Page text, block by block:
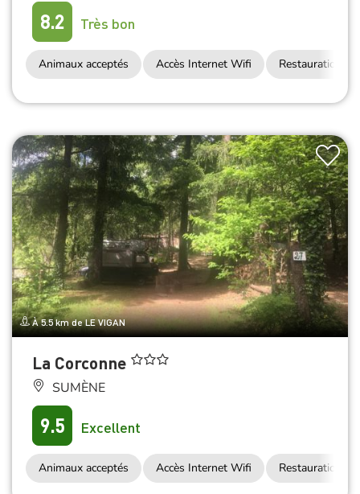
8.2 Très bon
Animaux acceptés Accès Internet Wifi Restauration
À 5.5 km de LE VIGAN
La Corconne
SUMÈNE
9.5 Excellent
Animaux acceptés Accès Internet Wifi Restauration